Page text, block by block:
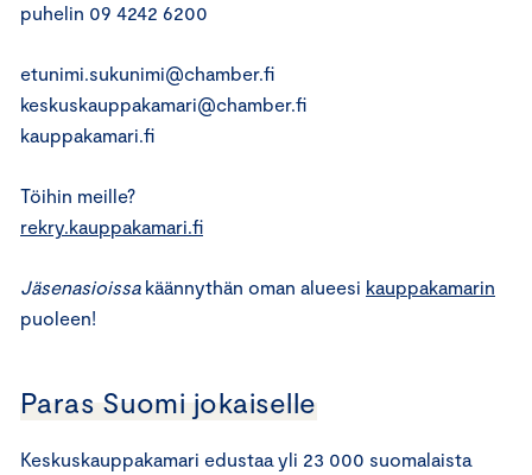
puhelin 09 4242 6200
etunimi.sukunimi@chamber.fi
keskuskauppakamari@chamber.fi
kauppakamari.fi
Töihin meille?
rekry.kauppakamari.fi
Jäsenasioissakäännythän oman alueesi kauppakamarin
puoleen!
Paras Suomi jokaiselle
Keskuskauppakamari edustaa yli 23 000 suomalaista